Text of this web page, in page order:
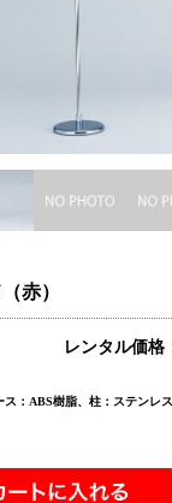
赤）
レンタル価格
ス：ABS樹脂、柱：ステンレ